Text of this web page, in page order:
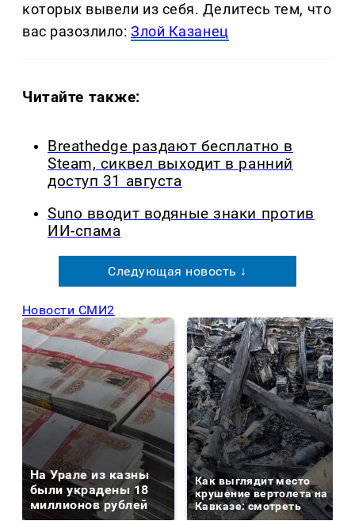
которых вывели из себя. Делитеcь тем, что
вас разозлило:Злой Казанец
Читайте также:
Breathedge раздают бесплатно в
Steam, сиквел выходит в ранний
доступ 31 августа
Suno вводит водяные знаки против
ИИ-спама
Следующая новость ↓
Новости СМИ2
На Урале из казны
были украдены 18
миллионов рублей
Как выглядит место
крушение вертолета на
Кавказе: смотреть